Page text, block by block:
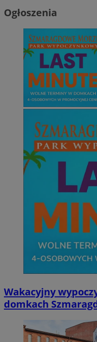
Ogłoszenia
Wakacyjny
domkach